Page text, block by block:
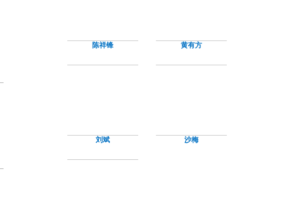
陈祥锋 黄有方
刘斌 沙梅